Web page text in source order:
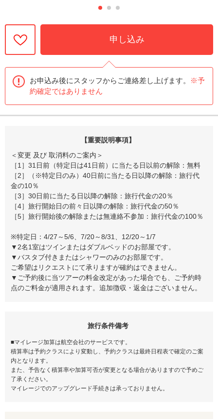
申し込み
お申込み後にスタッフからご連絡差し上げます。
※予
約確定ではありません
【重要説明事項】
＜変更 及び 取消料のご案内＞
［1］31日前（特定日は41日前）に当たる日以前の解除：無料
［2］（※特定日のみ）40日前に当たる日以降の解除：旅行代
金の10％
［3］30日前に当たる日以降の解除：旅行代金の20％
［4］旅行開始日の前々日以降の解除：旅行代金の50％
［5］旅行開始後の解除または無連絡不参加：旅行代金の100％
※特定日：4/27～5/6、7/20～8/31、12/20～1/7
▼2名1室はツインまたはダブルベッドのお部屋です。
▼バスタブ付きまたはシャワーのみのお部屋です。
ご希望はリクエストにて承りますが確約はできません。
▼ご予約後に当ツアーの料金改定があった場合でも、ご予約時
点のご料金が適用されます。追加徴収・返金はございません。
旅行条件備考
■マイレージ加算は航空会社のサービスです。
積算率は予約クラスにより変動し、予約クラスは最終日程表で確定のご案
内となります。
また、予告なく積算率や加算可否が変更となる場合がありますので予めご
了承ください。
マイレージでのアップグレード手続きは承っておりません。